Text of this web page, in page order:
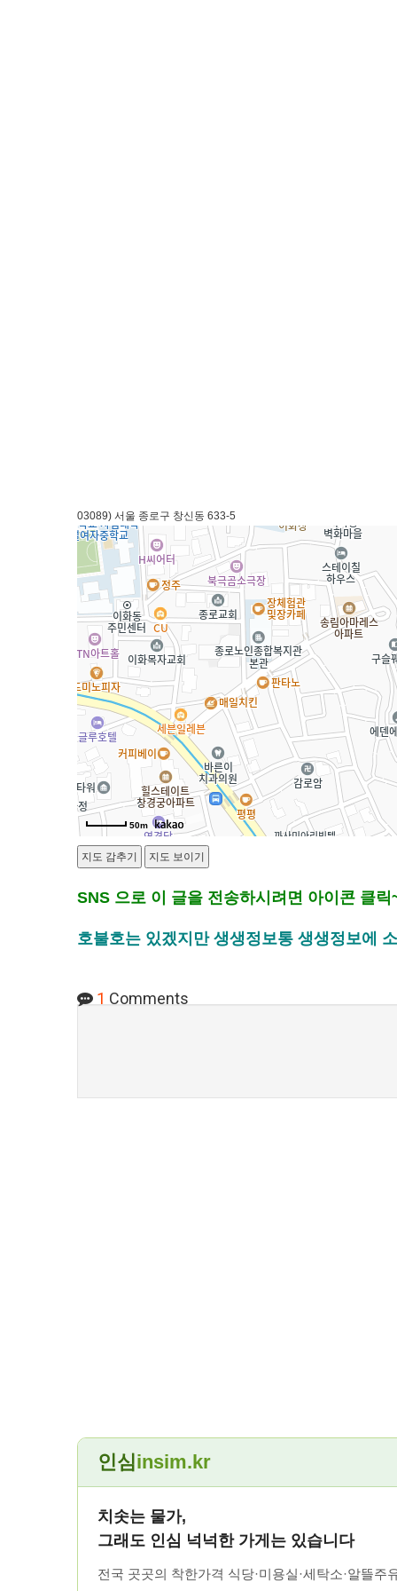
03089) 서울 종로구 창신동 633-5
50m
SNS 으로 이 글을 전송하시려면 아이콘 클릭
호불호는 있겠지만 생생정보통 생생정보에
1 Comments
인심insim.kr
치솟는 물가,
그래도 인심 넉넉한 가게는 있습니다
전국 곳곳의 착한가격 식당·미용실·세탁소·알뜰